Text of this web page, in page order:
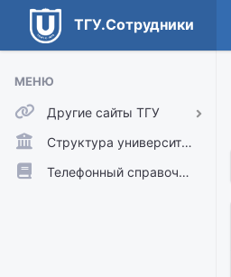
ТГУ.Сотрудники
МЕНЮ
Другие сайты ТГУ
ТГУ.Аккаунты
ТГУ.Расписание
Структура университета
Телефонный справочник